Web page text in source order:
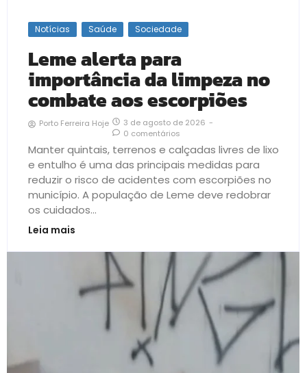
Notícias Saúde Sociedade
Leme alerta para
importância da limpeza no
combate aos escorpiões
Porto Ferreira Hoje 3 de agosto de 2026 -
0 comentários
Manter quintais, terrenos e calçadas livres de lixo
e entulho é uma das principais medidas para
reduzir o risco de acidentes com escorpiões no
município. A população de Leme deve redobrar
os cuidados...
Leia mais